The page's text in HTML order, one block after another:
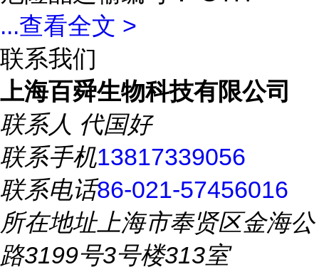
...查看全文 >
联系我们
上海百舜生物科技有限公司
联系人 代国好
联系手机13817339056
联系电话86-021-57456016
所在地址上海市奉贤区金海公
路3199号3号楼313室